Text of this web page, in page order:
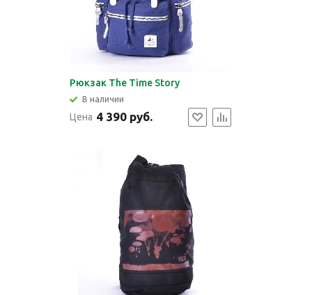
Рюкзак The Time Story
В наличии
Цена 4 390 руб.